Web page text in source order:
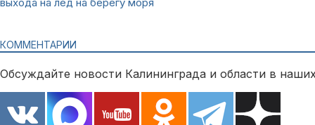
КОММЕНТАРИИ
Обсуждайте новости Калининграда и области в